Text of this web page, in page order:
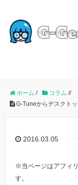
ホーム / コラム //
G-Tuneからデスクト
2016.03.05
※当ページはアフィ
す。